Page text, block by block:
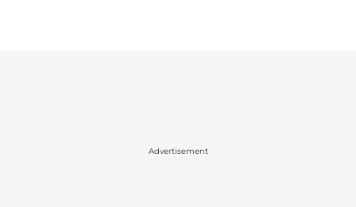
Advertisement